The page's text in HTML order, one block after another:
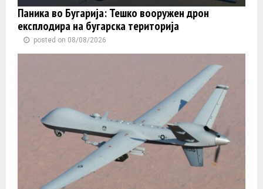
Паника во Бугарија: Тешко вооружен дрон
експлодира на бугарска територија
posted on 08/08/2026